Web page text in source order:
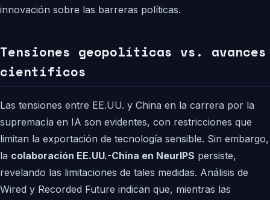
innovación sobre las barreras políticas.
Tensiones geopolíticas vs. avances
científicos
Las tensiones entre EE.UU. y China en la carrera por la
supremacía en IA son evidentes, con restricciones que
limitan la exportación de tecnología sensible. Sin embargo,
la colaboración EE.UU.-China en NeurIPS persiste,
revelando las limitaciones de tales medidas. Análisis de
Wired y Recorded Future indican que, mientras las